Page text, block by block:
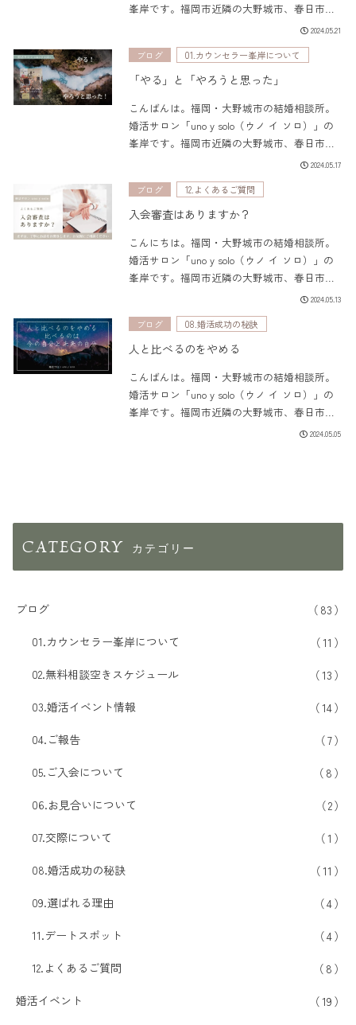
峯岸です。福岡市近隣の大野城市、春日市、
太宰府市、筑紫野市、那珂川市を中心に、真
剣に人生のパートナーを探している方々の婚
活サポートを行っています。...
2024.05.21
ブログ 01.カウンセラー峯岸について
「やる」と「やろうと思った」
こんばんは。福岡・大野城市の結婚相談所。
婚活サロン「uno y solo（ウノ イ ソロ）」の
峯岸です。福岡市近隣の大野城市、春日市、
太宰府市、筑紫野市、那珂川市を中心に、真
剣に人生のパートナーを探している方々の婚
活サポートを行っています。...
2024.05.17
ブログ 12.よくあるご質問
入会審査はありますか？
こんにちは。福岡・大野城市の結婚相談所。
婚活サロン「uno y solo（ウノ イ ソロ）」の
峯岸です。福岡市近隣の大野城市、春日市、
太宰府市、筑紫野市、那珂川市を中心に、真
剣に人生のパートナーを探している方々の婚
活サポートを行っています。...
2024.05.13
ブログ 08.婚活成功の秘訣
人と比べるのをやめる
こんばんは。福岡・大野城市の結婚相談所。
婚活サロン「uno y solo（ウノ イ ソロ）」の
峯岸です。福岡市近隣の大野城市、春日市、
太宰府市、筑紫野市、那珂川市を中心に、真
2024.05.05
CATEGORY
ブログ 83
01.カウンセラー峯岸について 11
02.無料相談空きスケジュール 13
03.婚活イベント情報 14
04.ご報告 7
05.ご入会について 8
06.お見合いについて 2
07.交際について 1
08.婚活成功の秘訣 11
09.選ばれる理由 4
11.デートスポット 4
12.よくあるご質問 8
婚活イベント 19